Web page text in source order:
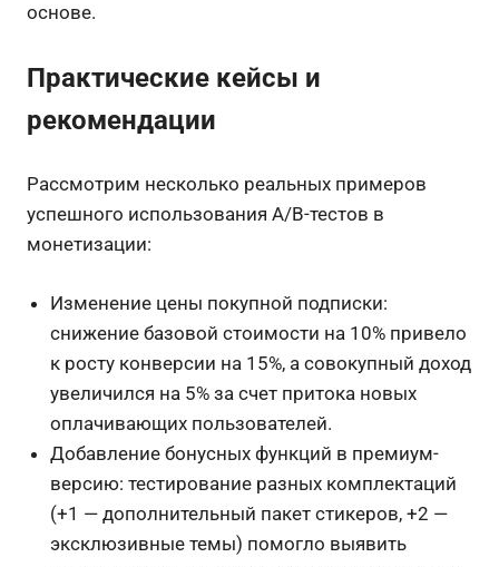
основе.
Практические кейсы и
рекомендации
Рассмотрим несколько реальных примеров
успешного использования A/B-тестов в
монетизации:
Изменение цены покупной подписки:
снижение базовой стоимости на 10% привело
к росту конверсии на 15%, а совокупный доход
увеличился на 5% за счет притока новых
оплачивающих пользователей.
Добавление бонусных функций в премиум-
версию: тестирование разных комплектаций
(+1 — дополнительный пакет стикеров, +2 —
эксклюзивные темы) помогло выявить